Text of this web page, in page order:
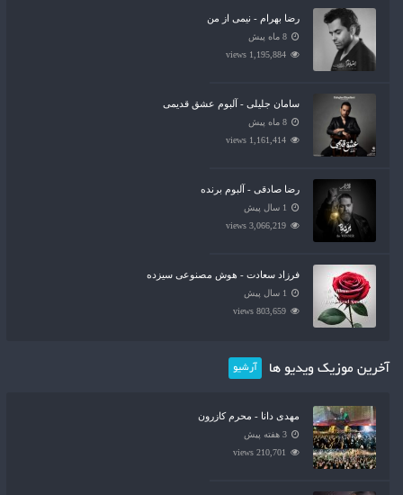
رضا بهرام - نیمی از من
8 ماه پیش
1,195,884 views
سامان جلیلی - آلبوم عشق قدیمی
8 ماه پیش
1,161,414 views
رضا صادقی - آلبوم برنده
1 سال پیش
3,066,219 views
فرزاد سعادت - هوش مصنوعی سیزده
1 سال پیش
803,659 views
آخرین موزیک ویدیو ها آرشیو
مهدی دانا - محرم کازرون
3 هفته پیش
210,701 views